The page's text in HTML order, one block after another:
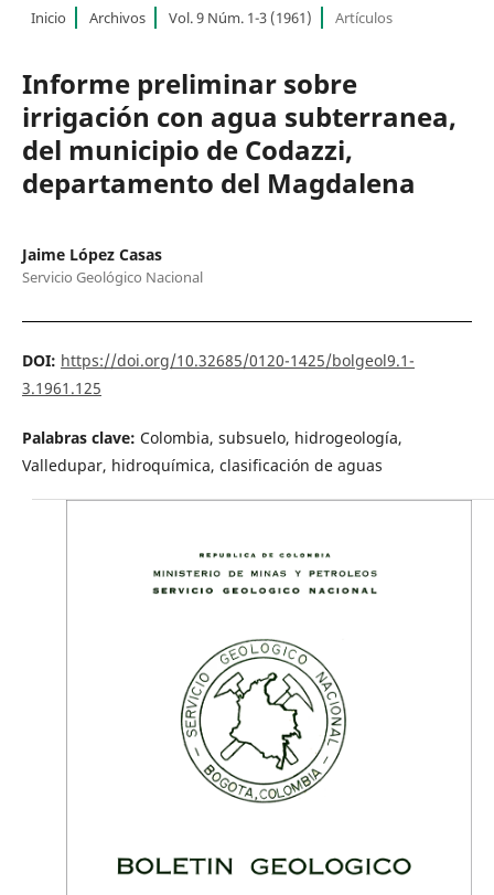
Inicio Archivos Vol. 9 Núm. 1-3 (1961) Artículos
Informe preliminar sobre
irrigación con agua subterranea,
del municipio de Codazzi,
departamento del Magdalena
Jaime López Casas
Servicio Geológico Nacional
DOI: https://doi.org/10.32685/0120-1425/bolgeol9.1-
3.1961.125
Palabras clave: Colombia, subsuelo, hidrogeología,
Valledupar, hidroquímica, clasificación de aguas